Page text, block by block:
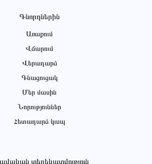
Գնորդներին
Առաքում
Վճարում
Վերադարձ
Գնացուցակ
Մեր մասին
Նորություններ
Հետադարձ կապ
տեղեկատվություն